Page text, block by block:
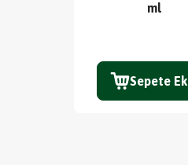
ml
Sepete